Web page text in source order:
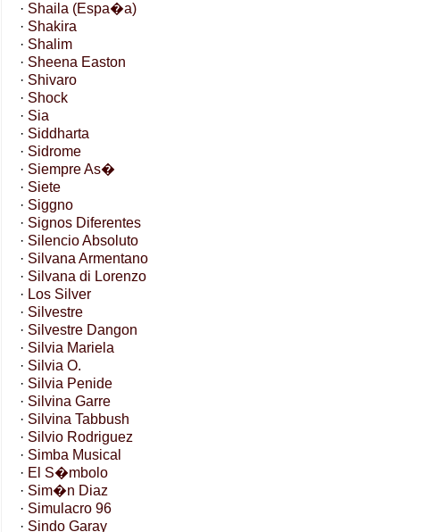
· Shaila (Espa�a)
· Shakira
· Shalim
· Sheena Easton
· Shivaro
· Shock
· Sia
· Siddharta
· Sidrome
· Siempre As�
· Siete
· Siggno
· Signos Diferentes
· Silencio Absoluto
· Silvana Armentano
· Silvana di Lorenzo
· Los Silver
· Silvestre
· Silvestre Dangon
· Silvia Mariela
· Silvia O.
· Silvia Penide
· Silvina Garre
· Silvina Tabbush
· Silvio Rodriguez
· Simba Musical
· El S�mbolo
· Sim�n Diaz
· Simulacro 96
· Sindo Garay